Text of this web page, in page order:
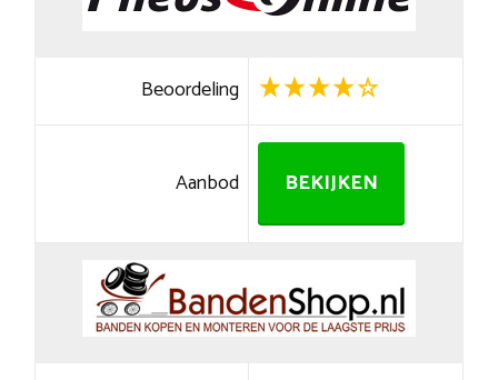
Beoordeling
Aanbod BEKIJKEN